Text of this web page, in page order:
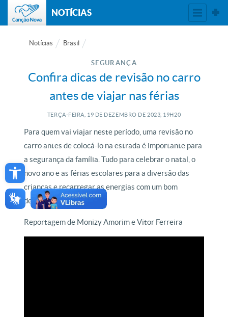
Open toolbar
NOTÍCIAS
Notícias Brasil
SEGURANÇA
Confira dicas de revisão no carro
antes de viajar nas férias
TERÇA-FEIRA, 19 DE DEZEMBRO DE 2023, 19H20
Para quem vai viajar neste período, uma revisão no
carro antes de colocá-lo na estrada é importante para
a segurança da família. Tudo para celebrar o natal, o
novo ano e as férias escolares para a diversão das
crianças e recarregar as energias com um bom
descanso.
Reportagem de Monizy Amorim e Vitor Ferreira